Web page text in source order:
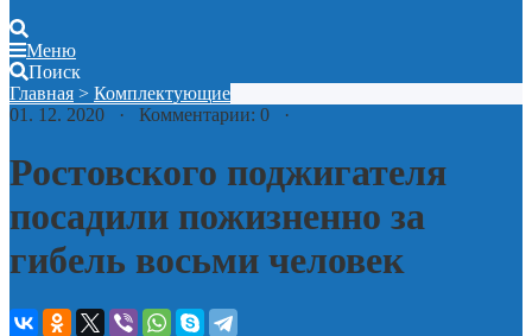
Меню
Поиск
Главная > Комплектующие
01. 12. 2020 · Комментарии: 0 ·
Ростовского поджигателя
посадили пожизненно за
гибель восьми человек